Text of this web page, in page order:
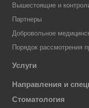
Вышестоящие и
Партнеры
Добровольное
Порядок рассмотрения
Услуги
Направления и
Стоматология